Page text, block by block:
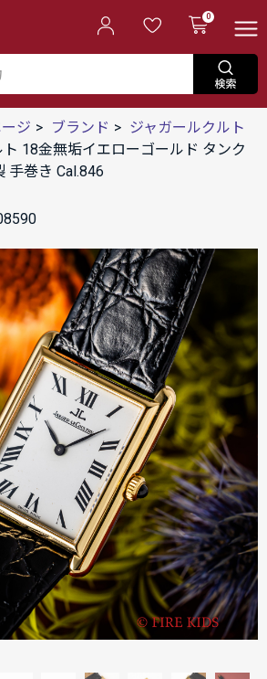
0
ジ ブランド
ジャガールクルト
18金無垢イエローゴールド タンク
手巻き Cal.846